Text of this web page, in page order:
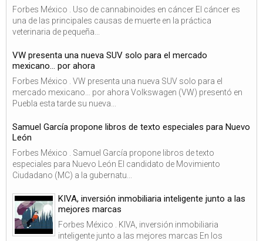
Forbes México . Uso de cannabinoides en cáncer El cáncer es
una de las principales causas de muerte en la práctica
veterinaria de pequeña...
VW presenta una nueva SUV solo para el mercado
mexicano… por ahora
Forbes México . VW presenta una nueva SUV solo para el
mercado mexicano… por ahora Volkswagen (VW) presentó en
Puebla esta tarde su nueva...
Samuel García propone libros de texto especiales para Nuevo
León
Forbes México . Samuel García propone libros de texto
especiales para Nuevo León El candidato de Movimiento
Ciudadano (MC) a la gubernatu...
KIVA, inversión inmobiliaria inteligente junto a las
mejores marcas
Forbes México . KIVA, inversión inmobiliaria
inteligente junto a las mejores marcas En los